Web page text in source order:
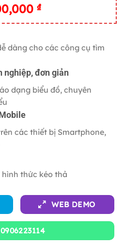
₫.
₫Giá
hiện
là:
500,000 ₫.
dàng cho các công cụ tìm
nghiệp, đơn giản
dạng biểu đồ, chuyên
các thiết bị Smartphone,
thức kéo thả
WEB DEMO
0906223114